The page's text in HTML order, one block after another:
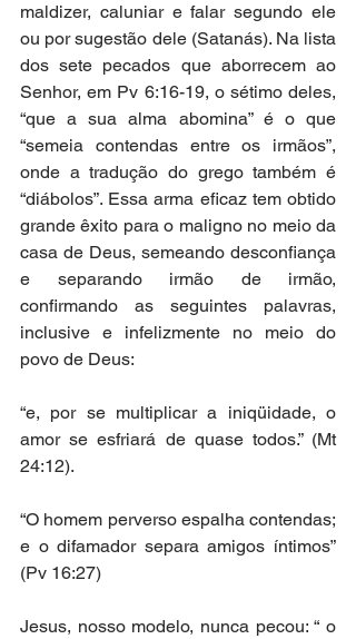
maldizer, caluniar e falar segundo ele
ou por sugestão dele (Satanás). Na lista
dos sete pecados que aborrecem ao
Senhor, em Pv 6:16-19, o sétimo deles,
“que a sua alma abomina” é o que
“semeia contendas entre os irmãos”,
onde a tradução do grego também é
“diábolos”. Essa arma eficaz tem obtido
grande êxito para o maligno no meio da
casa de Deus, semeando desconfiança
e separando irmão de irmão,
confirmando as seguintes palavras,
inclusive e infelizmente no meio do
povo de Deus:
“e, por se multiplicar a iniqüidade, o
amor se esfriará de quase todos.” (Mt
24:12).
“O homem perverso espalha contendas;
e o difamador separa amigos íntimos”
(Pv 16:27)
Jesus, nosso modelo, nunca pecou: “ o